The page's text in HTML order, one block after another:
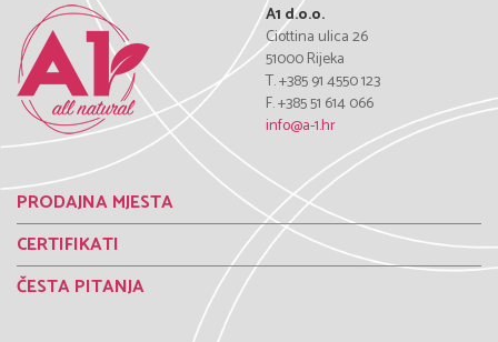
A1 d.o.o.
Ciottina ulica 26
51000 Rijeka
T. +385 91 4550 123
F. +385 51 614 066
info@a-1.hr
PRODAJNA MJESTA
CERTIFIKATI
ČESTA PITANJA